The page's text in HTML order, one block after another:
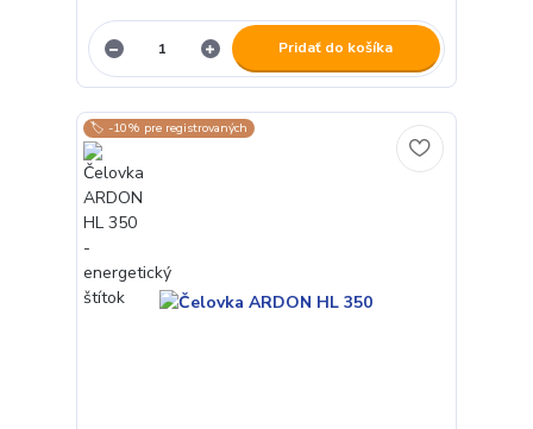
Pridať do košíka
🏷️ -10% pre registrovaných